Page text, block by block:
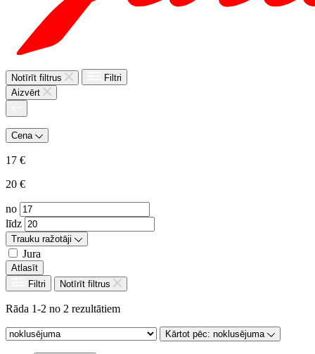
Notīrīt filtrus
Filtri
Aizvērt
Cena
17 €
20 €
no
līdz
Trauku ražotāji
Jura
Atlasīt
Filtri
Notīrīt filtrus
Rāda 1-2 no 2 rezultātiem
Kārtot pēc: noklusējuma